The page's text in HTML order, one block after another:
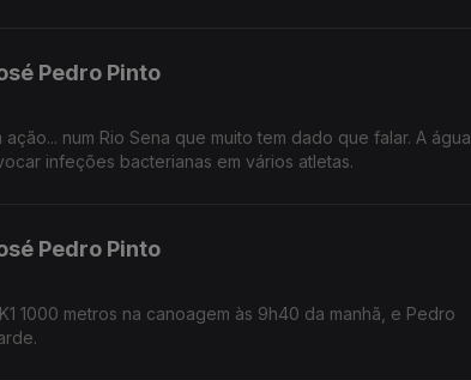
Pedro Pinto
num Rio Sena que muito tem dado que falar. A água
infeções bacterianas em vários atletas.
Pedro Pinto
1000 metros na canoagem às 9h40 da manhã, e Pedro